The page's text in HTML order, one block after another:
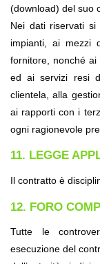
(download) del suo
Nei dati riservati si
impianti, ai mezzi
fornitore, nonché ai
ed ai servizi resi
clientela, alla
ai rapporti con i
ogni ragionevole
11. LEGGE
Il contratto è
12. FORO
Tutte le
esecuzione del